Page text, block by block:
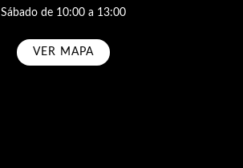
Sábado de 10:00 a 13:00
VER MAPA